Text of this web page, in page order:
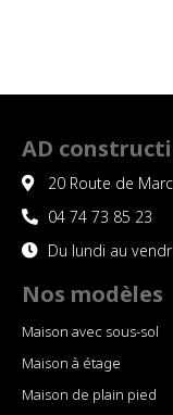
e. L
équipe
est
très
e et s
accom
mode
parfait
ement
à nos
besoin
AD
20 Route de
04 74 73 85 23
Du lundi au
Nos modèles
Maison avec sous-sol
Maison à étage
Maison de plain pied